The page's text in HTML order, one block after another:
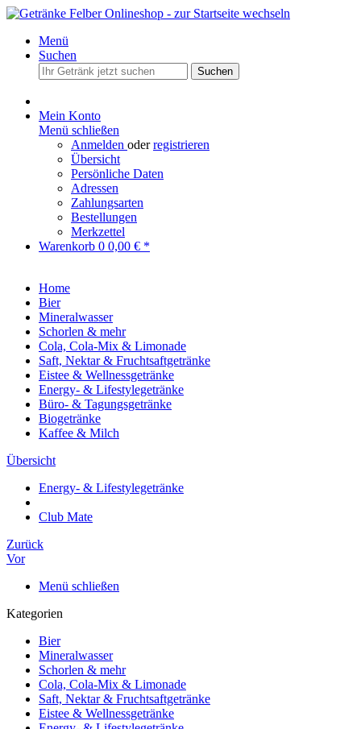
Menü
Suchen
Suchen
Mein Konto
Menü schließen
Anmelden oderregistrieren
Übersicht
Persönliche Daten
Adressen
Zahlungsarten
Bestellungen
Merkzettel
Warenkorb 0 0,00 € *
Home
Bier
Mineralwasser
Schorlen & mehr
Cola, Cola-Mix & Limonade
Saft, Nektar & Fruchtsaftgetränke
Eistee & Wellnessgetränke
Energy- & Lifestylegetränke
Büro- & Tagungsgetränke
Biogetränke
Kaffee & Milch
Übersicht
Energy- & Lifestylegetränke
Club Mate
Zurück
Vor
Menü schließen
Kategorien
Bier
Mineralwasser
Schorlen & mehr
Cola, Cola-Mix & Limonade
Saft, Nektar & Fruchtsaftgetränke
Eistee & Wellnessgetränke